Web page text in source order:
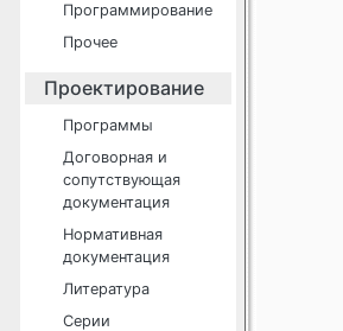
Программирование
Прочее
Проектирование
Программы
Договорная и
сопутствующая
документация
Нормативная
документация
Литература
Серии